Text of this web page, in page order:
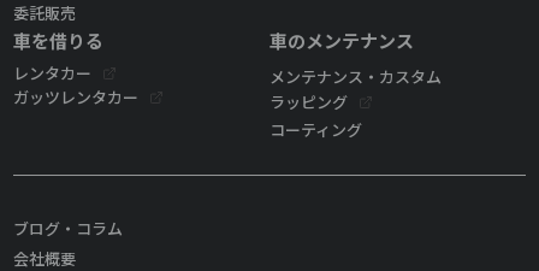
委託販売
車を借りる
レンタカー
ガッツレンタカー
車のメンテナンス
メンテナンス・カスタム
ラッピング
コーティング
ブログ・コラム
会社概要